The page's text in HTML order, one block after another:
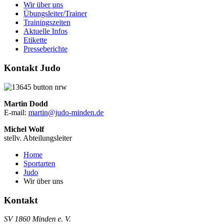
Wir über uns
Übungsleiter/Trainer
Trainingszeiten
Aktuelle Infos
Etikette
Presseberichte
Kontakt Judo
Martin Dodd
E-mail: martin@judo-minden.de
Michel Wolf
stellv. Abteilungsleiter
Home
Sportarten
Judo
Wir über uns
Kontakt
SV 1860 Minden e. V.